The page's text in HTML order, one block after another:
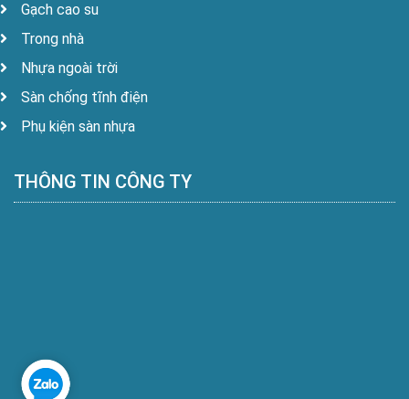
Gạch cao su
Trong nhà
Nhựa ngoài trời
Sàn chống tĩnh điện
Phụ kiện sàn nhựa
THÔNG TIN CÔNG TY